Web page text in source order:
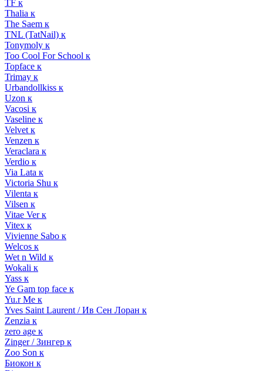
TF к
Thalia к
The Saem к
TNL (TatNail) к
Tonymoly к
Too Cool For School к
Topface к
Trimay к
Urbandollkiss к
Uzon к
Vacosi к
Vaseline к
Velvet к
Venzen к
Veraclara к
Verdio к
Via Lata к
Victoria Shu к
Vilenta к
Vilsen к
Vitae Ver к
Vitex к
Vivienne Sabo к
Welcos к
Wet n Wild к
Wokali к
Yass к
Ye Gam top face к
Yu.r Me к
Yves Saint Laurent / Ив Сен Лоран к
Zenzia к
zero age к
Zinger / Зингер к
Zoo Son к
Биокон к